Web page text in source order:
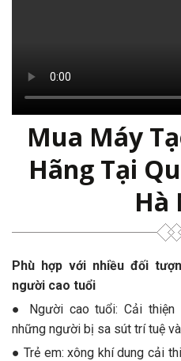
Mua Máy
Hãng Tại
Hà
Phù hợp với nhiều đối
người cao tuổi
● Người cao tuổi: Cải thiện
những người bị sa sút trí tuệ
● Trẻ em: xông khí dung cải